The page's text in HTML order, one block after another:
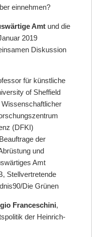
einnehmen?
Amt und die
2019
Diskussion
für künstliche
of Sheffield
Wissenschaftlicher
(DFKI)
der
und
Amt
Stellvertretende
Die Grünen
Franceschini,
der Heinrich-